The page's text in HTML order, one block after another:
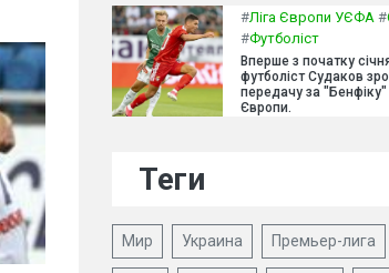
#Ліга Європи УЄФА #
#Футболіст
Вперше з початку
футболіст Судаков
передачу за "Бенфіку"
Європи.
Теги
Мир Украина Премьер-лига